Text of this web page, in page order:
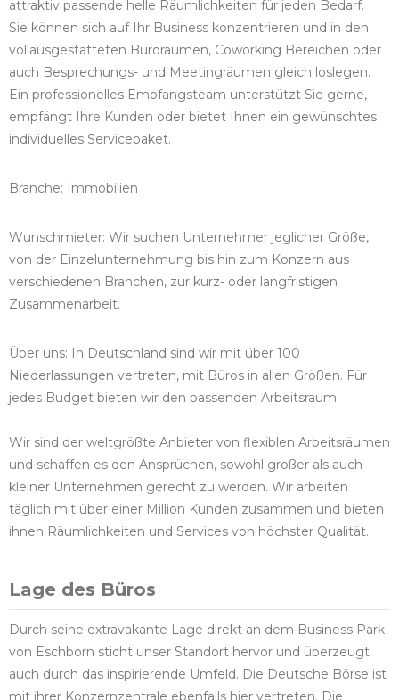
attraktiv passende helle Räumlichkeiten für jeden Bedarf.
Sie können sich auf Ihr Business konzentrieren und in den
vollausgestatteten Büroräumen, Coworking Bereichen oder
auch Besprechungs- und Meetingräumen gleich loslegen.
Ein professionelles Empfangsteam unterstützt Sie gerne,
empfängt Ihre Kunden oder bietet Ihnen ein gewünschtes
individuelles Servicepaket.
Branche: Immobilien
Wunschmieter: Wir suchen Unternehmer jeglicher Größe,
von der Einzelunternehmung bis hin zum Konzern aus
verschiedenen Branchen, zur kurz- oder langfristigen
Zusammenarbeit.
Über uns: In Deutschland sind wir mit über 100
Niederlassungen vertreten, mit Büros in allen Größen. Für
jedes Budget bieten wir den passenden Arbeitsraum.
Wir sind der weltgrößte Anbieter von flexiblen Arbeitsräumen
und schaffen es den Ansprüchen, sowohl großer als auch
kleiner Unternehmen gerecht zu werden. Wir arbeiten
täglich mit über einer Million Kunden zusammen und bieten
ihnen Räumlichkeiten und Services von höchster Qualität.
Lage des Büros
Durch seine extravakante Lage direkt an dem Business Park
von Eschborn sticht unser Standort hervor und überzeugt
auch durch das inspirierende Umfeld. Die Deutsche Börse ist
mit ihrer Konzernzentrale ebenfalls hier vertreten. Die